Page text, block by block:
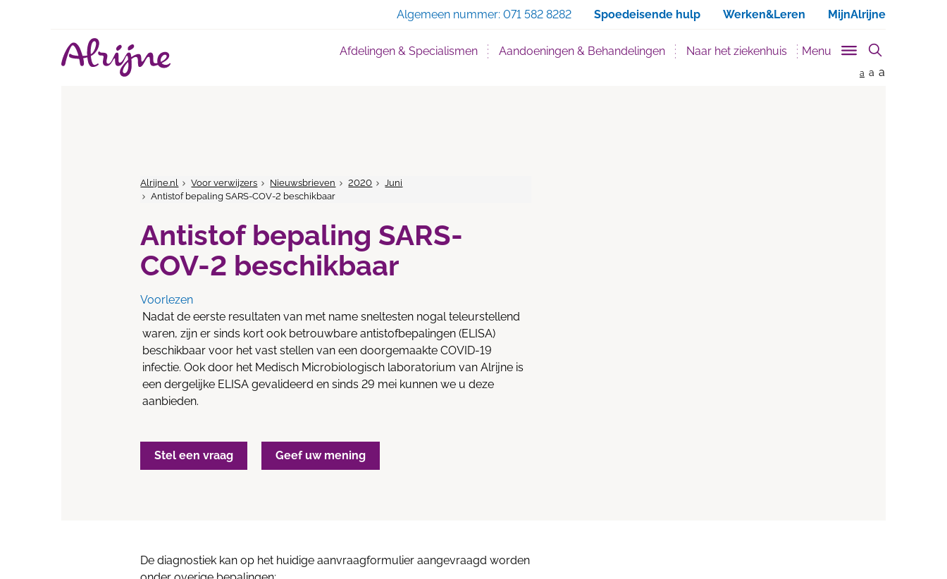
Algemeen nummer: 071 582 8282 Spoedeisende hulp Werken&Leren MijnAlrijne
Afdelingen & Specialismen Aandoeningen & Behandelingen Naar het ziekenhuis Menu
a a a
Alrijne.nl Voor verwijzers Nieuwsbrieven 2020
Juni
Antistof bepaling SARS-COV-2 beschikbaar
Antistof bepaling SARS-
COV-2 beschikbaar
Voorlezen
Nadat de eerste resultaten van met name sneltesten nogal teleurstellend
waren, zijn er sinds kort ook betrouwbare antistofbepalingen (ELISA)
beschikbaar voor het vast stellen van een doorgemaakte COVID-19
infectie. Ook door het Medisch Microbiologisch laboratorium van Alrijne is
een dergelijke ELISA gevalideerd en sinds 29 mei kunnen we u deze
aanbieden.
Stel een vraag Geef uw mening
De diagnostiek kan op het huidige aanvraagformulier aangevraagd worden